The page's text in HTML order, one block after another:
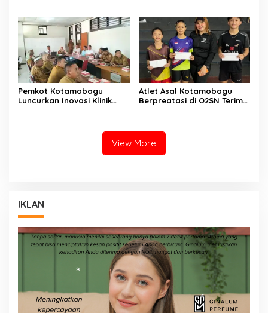
Pemkot Kotamobagu
Luncurkan Inovasi Klinik
Atlet Asal Kotamobagu
Berpreatasi di O2SN Terima
View More
IKLAN